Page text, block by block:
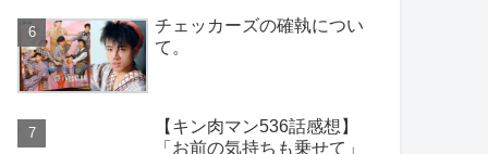
チェッカーズの確執につい
て。
【キン肉マン536話感想】
「お前の気持ちも乗せて」